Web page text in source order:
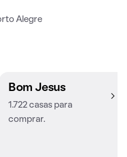
Alegre
Bom Jesus
1.722 casas para
comprar.